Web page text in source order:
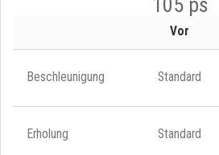
Vor
Beschleunigung Standard
Erholung Standard